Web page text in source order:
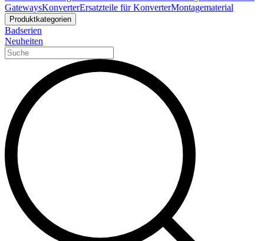
GatewaysKonverterErsatzteile für KonverterMontagematerial
Produktkategorien
Badserien
Neuheiten